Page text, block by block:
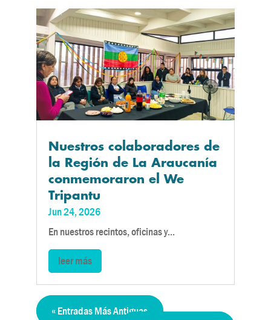
Nuestros colaboradores de
la Región de La Araucanía
conmemoraron el We
Tripantu
Jun 24, 2026
En nuestros recintos, oficinas y...
leer más
« Entradas Más Antiguas